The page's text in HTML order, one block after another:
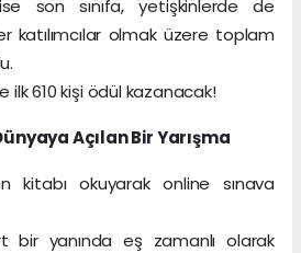
son sınıfa, yetişkinlerde de
katılımcılar olmak üzere toplam
ilk 610 kişi ödül kazanacak!
Açılan Bir Yarışma
kitabı okuyarak online sınava
bir yanında eş zamanlı olarak